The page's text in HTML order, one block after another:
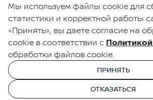
автоцентре ООО “ДрайвМоторс”.
ЭЛЕКТРОННАЯ КНИГА
© 2026, УНП 191111259
ООО "ДрайвМоторс"
УНП
Мы используем файлы cookie для
статистики и корректной работы
«Принять», вы даете согласие на
cookie в соответствии с Политикой
обработки файлов cookie.
ПРИНЯТЬ
ОТКАЗАТЬСЯ